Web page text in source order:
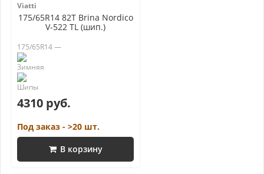
Viatti
175/65R14 82T Brina Nordico
V-522 TL (шип.)
175/65R14 —
4310 руб.
Под заказ - >20 шт.
В корзину